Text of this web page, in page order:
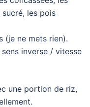
sucré, les pois
(je ne mets rien).
inverse / vitesse
une portion de riz,